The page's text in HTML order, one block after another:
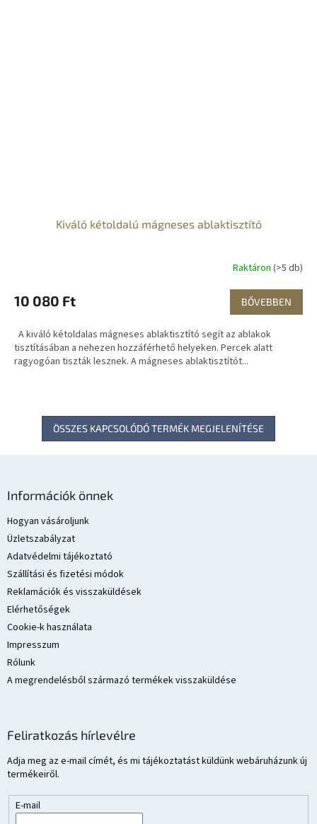
Kiváló kétoldalú mágneses ablaktisztító
Raktáron (>5 db)
10 080 Ft BŐVEBBEN
A kiváló kétoldalas mágneses ablaktisztító segít az ablakok
tisztításában a nehezen hozzáférhető helyeken. Percek alatt
ragyogóan tiszták lesznek. A mágneses ablaktisztítót...
ÖSSZES KAPCSOLÓDÓ TERMÉK MEGJELENÍTÉSE
Információk önnek
Hogyan vásároljunk
Üzletszabályzat
Adatvédelmi tájékoztató
Szállítási és fizetési módok
Reklamációk és visszaküldések
Elérhetőségek
Cookie-k használata
Impresszum
Rólunk
A megrendelésből származó termékek visszaküldése
Feliratkozás hírlevélre
Adja meg az e-mail címét, és mi tájékoztatást küldünk webáruházunk új
termékeiről.
E-mail